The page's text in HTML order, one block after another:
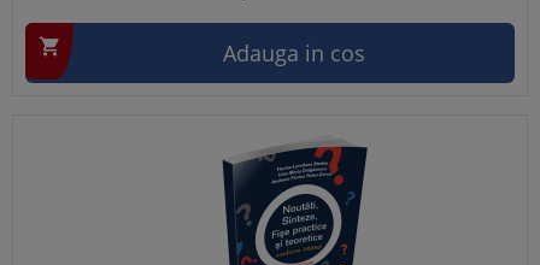
 Adauga in cos